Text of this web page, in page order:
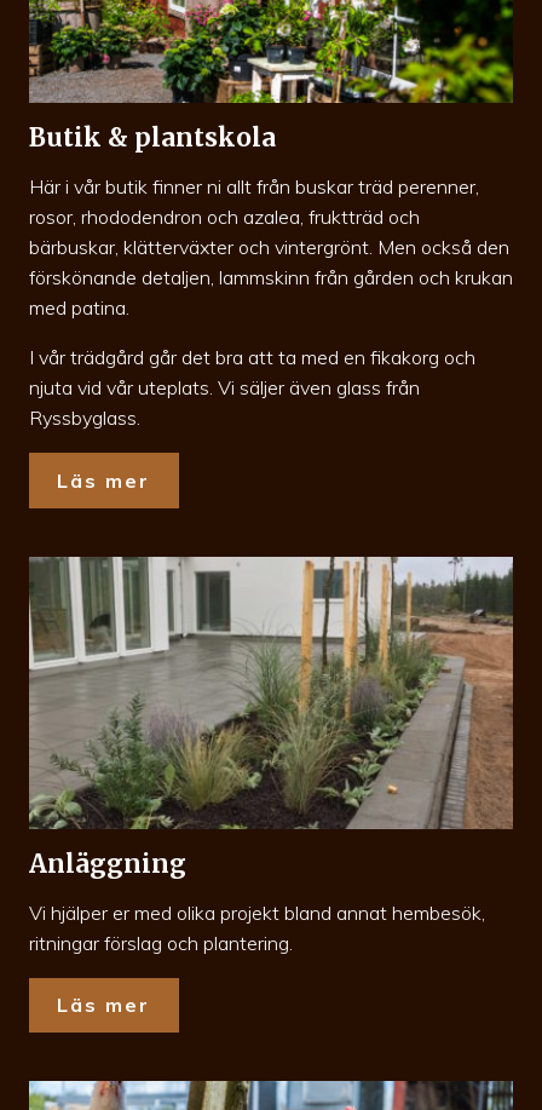
Butik & plantskola
Här i vår butik finner ni allt från buskar träd perenner,
rosor, rhododendron och azalea, fruktträd och
bärbuskar, klätterväxter och vintergrönt. Men också den
förskönande detaljen, lammskinn från gården och krukan
med patina.
I vår trädgård går det bra att ta med en fikakorg och
njuta vid vår uteplats. Vi säljer även glass från
Ryssbyglass.
Läs mer
Anläggning
Vi hjälper er med olika projekt bland annat hembesök,
ritningar förslag och plantering.
Läs mer